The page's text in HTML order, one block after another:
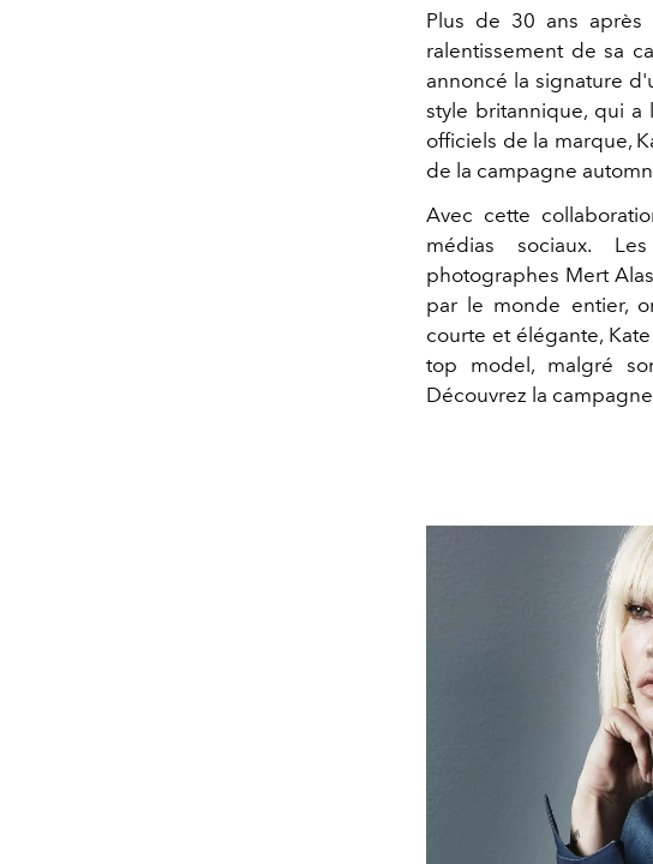
Plus de 30 ans après
ralentissement de sa
annoncé la signature
style britannique, qui a
officiels de la marque,
de la campagne
Avec cette
médias sociaux.
photographes Mert
par le monde entier,
courte et élégante,
top model, malgré
Découvrez la